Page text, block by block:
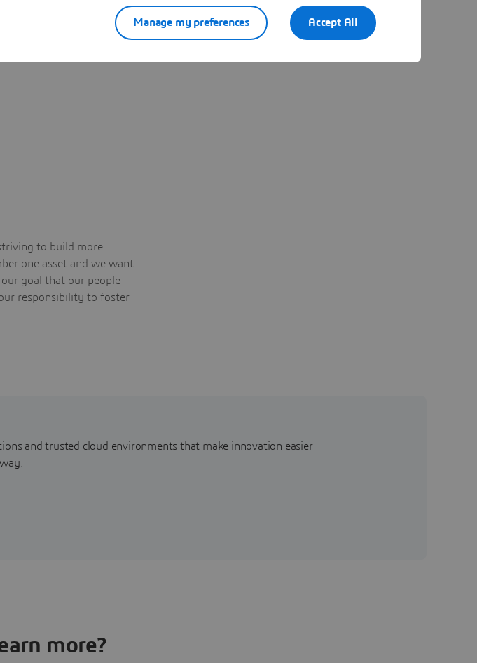
plus de 40 ans
to build more
one asset and we want
goal that our people
responsibility to foster
and trusted cloud environments that make innovation easier
more?
Accept All
Manage my preferences